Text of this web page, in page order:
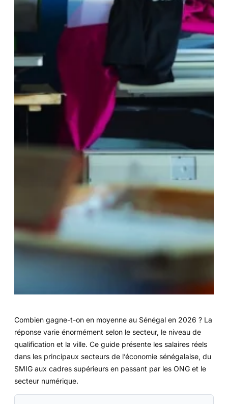
Combien gagne-t-on en moyenne au Sénégal en 2026 ? La
réponse varie énormément selon le secteur, le niveau de
qualification et la ville. Ce guide présente les salaires réels
dans les principaux secteurs de l’économie sénégalaise, du
SMIG aux cadres supérieurs en passant par les ONG et le
secteur numérique.